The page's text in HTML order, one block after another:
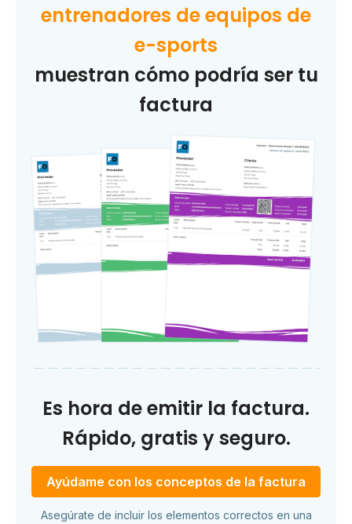
entrenadores de equipos de
e-sports
muestran cómo podría ser tu
factura
Es hora de emitir la factura.
Rápido, gratis y seguro.
Ayúdame con los conceptos de la factura
Asegúrate de incluir los elementos correctos en una